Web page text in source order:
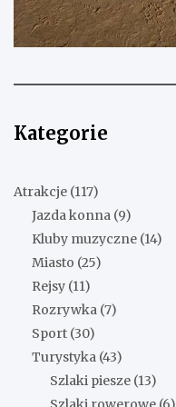
Kategorie
Atrakcje (117)
Jazda konna (9)
Kluby muzyczne (14)
Miasto (25)
Rejsy (11)
Rozrywka (7)
Sport (30)
Turystyka (43)
Szlaki piesze (13)